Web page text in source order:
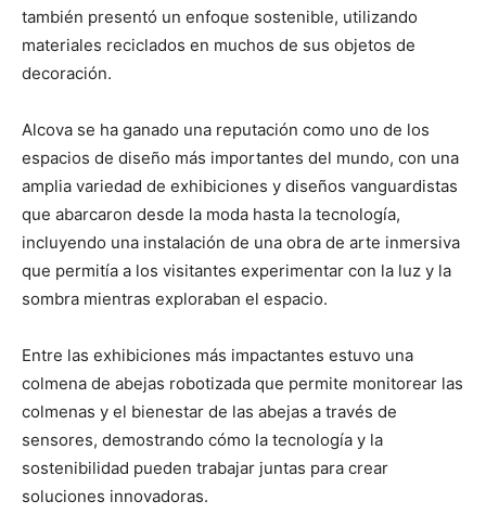
también presentó un enfoque sostenible, utilizando
materiales reciclados en muchos de sus objetos de
decoración.
Alcova se ha ganado una reputación como uno de los
espacios de diseño más importantes del mundo, con una
amplia variedad de exhibiciones y diseños vanguardistas
que abarcaron desde la moda hasta la tecnología,
incluyendo una instalación de una obra de arte inmersiva
que permitía a los visitantes experimentar con la luz y la
sombra mientras exploraban el espacio.
Entre las exhibiciones más impactantes estuvo una
colmena de abejas robotizada que permite monitorear las
colmenas y el bienestar de las abejas a través de
sensores, demostrando cómo la tecnología y la
sostenibilidad pueden trabajar juntas para crear
soluciones innovadoras.